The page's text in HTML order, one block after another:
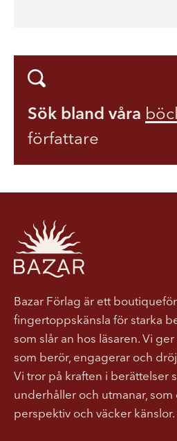
Sök bland våra
författare
Bazar Förlag är ett
fingertoppskänsla för starka
som slår an hos läsaren. Vi
som berör, engagerar och
Vi tror på kraften i berättelser
underhåller och utmanar, som
perspektiv och väcker känslor.